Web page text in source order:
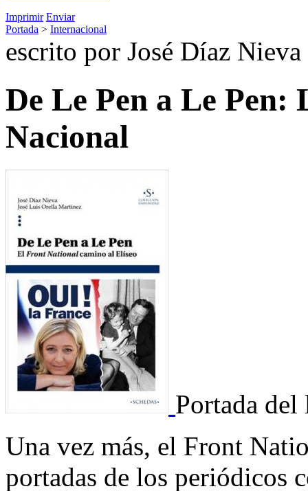
Imprimir Enviar
Portada > Internacional
escrito por José Díaz
De Le Pen a Le
Nacional
Portada
Una vez más, el Front
portadas de los periódicos